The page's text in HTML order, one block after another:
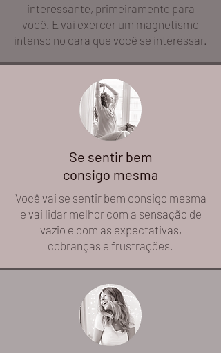
interessante, primeiramente para
você. E vai exercer um magnetismo
intenso no cara que você se interessar.
Se sentir bem
consigo mesma
Você vai se sentir bem consigo mesma
e vai lidar melhor com a sensação de
vazio e com as expectativas,
cobranças e frustrações.